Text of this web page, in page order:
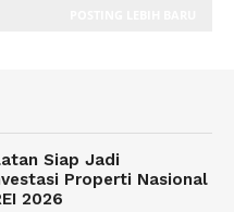
Siap Jadi
Properti Nasional
2026